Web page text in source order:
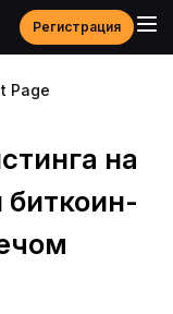
Регистрация
Page
на
биткоин-